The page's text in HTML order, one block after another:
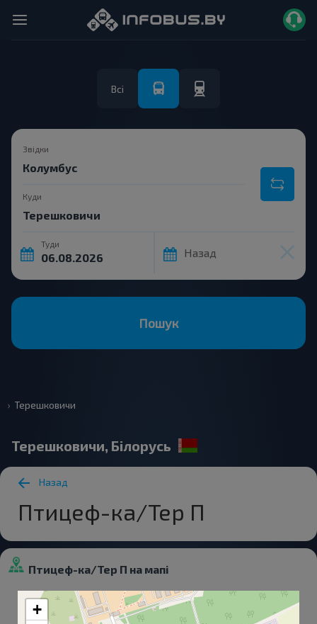
Всі
Звідки
Куди
Туди
Назад
Пошук
Терешковичи
Терешковичи, Білорусь
Назад
Птицеф-ка/Тер П
Птицеф-ка/Тер П на мапі
+